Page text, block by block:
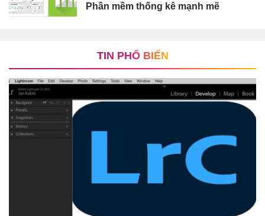
Phần mềm thống kê mạnh mẽ
TIN PHỔ BIẾN